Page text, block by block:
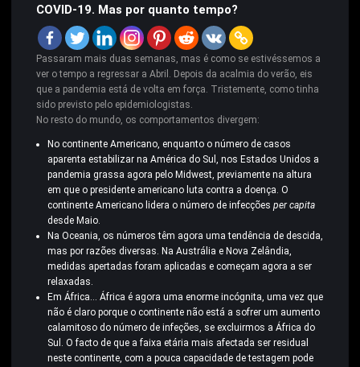
COVID-19. Mas por quanto tempo?
Passaram mais duas semanas, mas é como se estivéssemos a
ver o tempo a regressar a Abril. Depois da acalmia do verão, eis
que a pandemia está de volta em força. Tristemente, como tinha
sido previsto pelo epidemiologistas.
No resto do mundo, os comportamentos divergem:
No continente Americano, enquanto o número de casos
aparenta estabilizar na América do Sul, nos Estados Unidos a
pandemia grassa agora pelo Midwest, previamente na altura
em que o presidente americano luta contra a doença. O
continente Americano lidera o número de infecções per capita
desde Maio.
Na Oceania, os números têm agora uma tendência de descida,
mas por razões diversas. Na Austrália e Nova Zelândia,
medidas apertadas foram aplicadas e começam agora a ser
relaxadas.
Em África… África é agora uma enorme incógnita, uma vez que
não é claro porque o continente não está a sofrer um aumento
calamitoso do número de infeções, se excluirmos a África do
Sul. O facto de que a faixa etária mais afectada ser residual
neste continente, com a pouca capacidade de testagem pode